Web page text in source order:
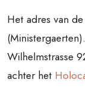
Het adres van
Wilhelmstrasse
achter het